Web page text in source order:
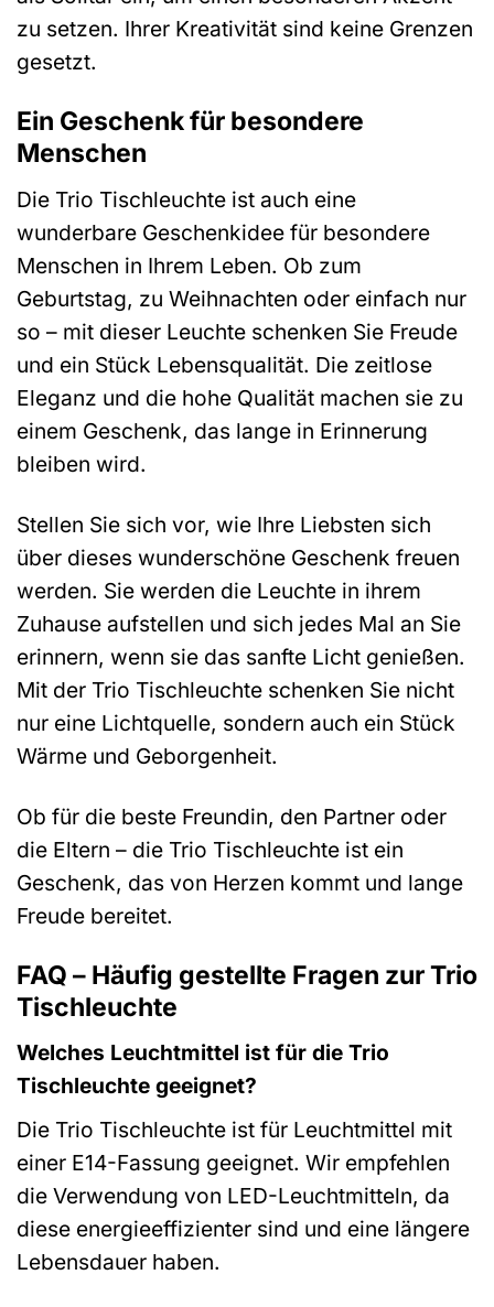
zu setzen. Ihrer Kreativität sind keine Grenzen
gesetzt.
Ein Geschenk für besondere
Menschen
Die Trio Tischleuchte ist auch eine
wunderbare Geschenkidee für besondere
Menschen in Ihrem Leben. Ob zum
Geburtstag, zu Weihnachten oder einfach nur
so – mit dieser Leuchte schenken Sie Freude
und ein Stück Lebensqualität. Die zeitlose
Eleganz und die hohe Qualität machen sie zu
einem Geschenk, das lange in Erinnerung
bleiben wird.
Stellen Sie sich vor, wie Ihre Liebsten sich
über dieses wunderschöne Geschenk freuen
werden. Sie werden die Leuchte in ihrem
Zuhause aufstellen und sich jedes Mal an Sie
erinnern, wenn sie das sanfte Licht genießen.
Mit der Trio Tischleuchte schenken Sie nicht
nur eine Lichtquelle, sondern auch ein Stück
Wärme und Geborgenheit.
Ob für die beste Freundin, den Partner oder
die Eltern – die Trio Tischleuchte ist ein
Geschenk, das von Herzen kommt und lange
Freude bereitet.
FAQ – Häufig gestellte Fragen zur Trio
Tischleuchte
Welches Leuchtmittel ist für die Trio
Tischleuchte geeignet?
Die Trio Tischleuchte ist für Leuchtmittel mit
einer E14-Fassung geeignet. Wir empfehlen
die Verwendung von LED-Leuchtmitteln, da
diese energieeffizienter sind und eine längere
Lebensdauer haben.